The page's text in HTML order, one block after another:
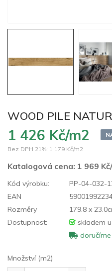
WOOD PILE
1 426 Kč/m2
Bez DPH 21%: 1 179 Kč/m2
Katalogová cena: 1 969
Kód výrobku:
PP-04-032-
EAN
Rozměry
179.8 x
Dostupnost:
skladem
Množství (m2)